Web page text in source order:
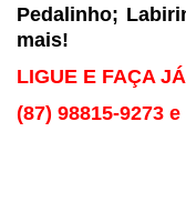
Pedalinho;
mais!
LIGUE E FAÇA
(87) 98815-9273 e